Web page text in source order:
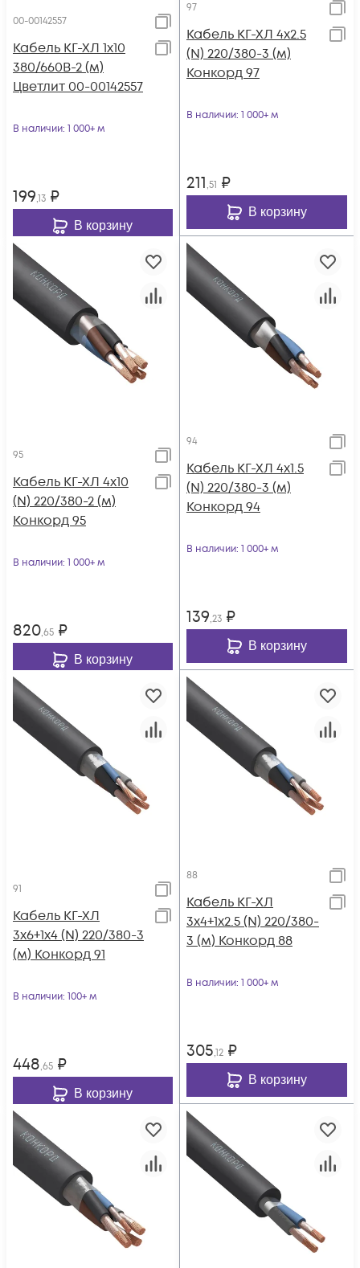
00-00142557
Кабель КГ-ХЛ 1х10
380/660В-2 (м)
Цветлит 00-00142557
В наличии: 1 000+ м
199,13 ₽
В корзину
97
Кабель КГ-ХЛ 4х2.5
(N) 220/380-3 (м)
Конкорд 97
В наличии: 1 000+ м
211,51 ₽
В корзину
95
Кабель КГ-ХЛ 4х10
(N) 220/380-2 (м)
Конкорд 95
В наличии: 1 000+ м
820,65 ₽
В корзину
94
Кабель КГ-ХЛ 4х1.5
(N) 220/380-3 (м)
Конкорд 94
В наличии: 1 000+ м
139,23 ₽
В корзину
91
Кабель КГ-ХЛ
3х6+1х4 (N) 220/380-3
(м) Конкорд 91
В наличии: 100+ м
448,65 ₽
В корзину
88
Кабель КГ-ХЛ
3х4+1х2.5 (N) 220/380-
3 (м) Конкорд 88
В наличии: 1 000+ м
305,12 ₽
В корзину